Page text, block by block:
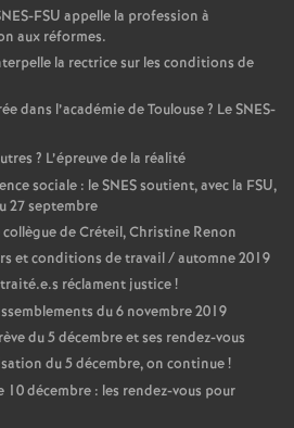
FSU appelle la profession à
aux réformes.
la rectrice sur les conditions de
dans l’académie de Toulouse? Le SNES-
? L’épreuve de la réalité
sociale : le SNES soutient, avec la FSU,
27 septembre
de Créteil, Christine Renon
et conditions de travail / automne 2019
réclament justice!
du 6 novembre 2019
du 5 décembre et ses rendez-vous
du 5 décembre, on continue!
décembre : les rendez-vous pour